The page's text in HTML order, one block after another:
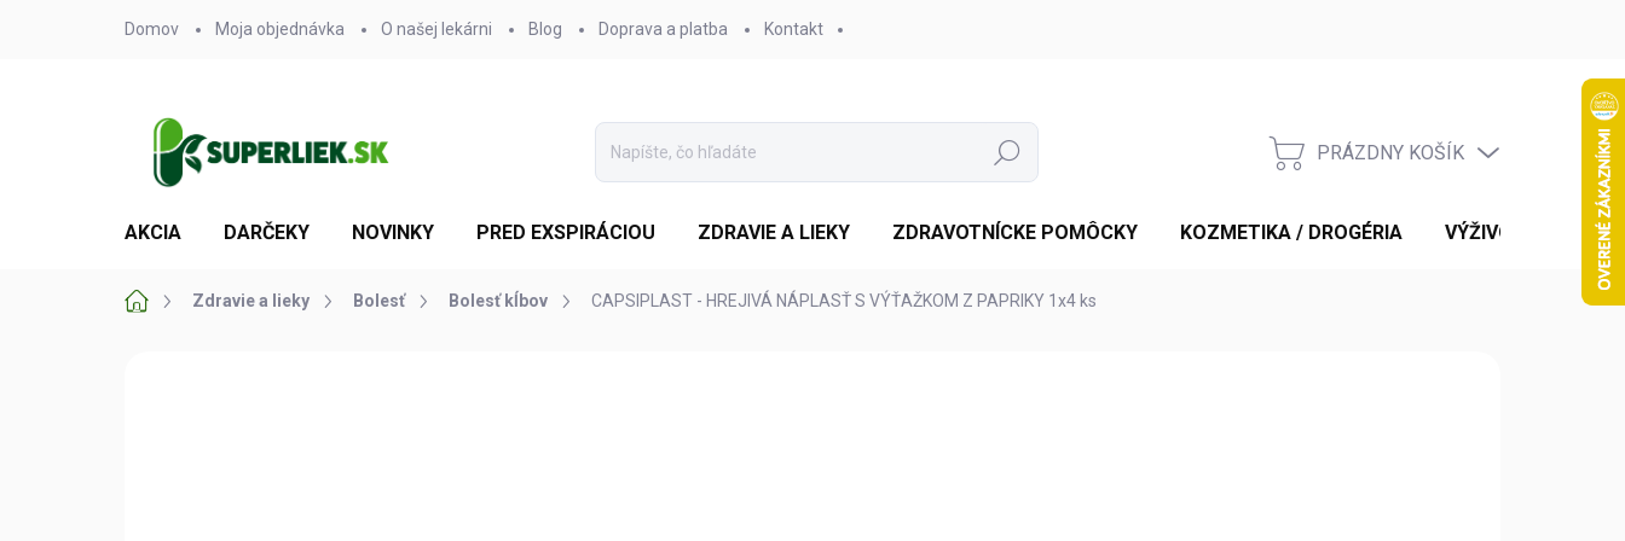
Domov Moja objednávka O našej lekárni Blog Doprava a platba Kontakt
Hľadať
NÁKUPNÝ
PRÁZDNY KOŠÍK
AKCIA DARČEKY NOVINKY PRED EXSPIRÁCIOU ZDRAVIE A LIEKY ZDRAVOTNÍCKE POMÔCKY KOZMETIKA / DROGÉRIA VÝŽIVOVÉ
DomovZdravie a lieky Bolesť Bolesť kĺbov CAPSIPLAST - HREJIVÁ NÁPLASŤ S VÝŤAŽKOM Z PAPRIKY 1x4 ks